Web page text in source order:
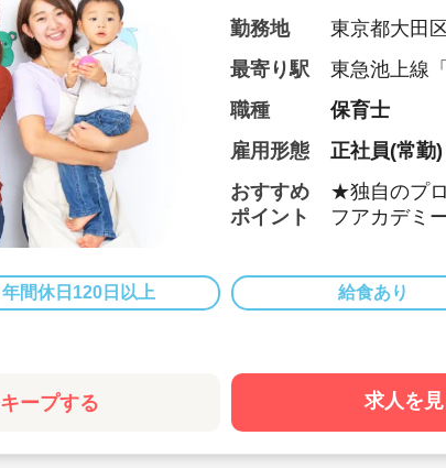
勤務地
東京都大田
最寄り駅
東急池上線
職種
保育士
雇用形態
正社員(常勤)
おすすめ
ポイント
★独自のプ
フアカデミ
しています！
★明るく開
ょう！
年間休日120日以上 給食あり
キープする 求人を